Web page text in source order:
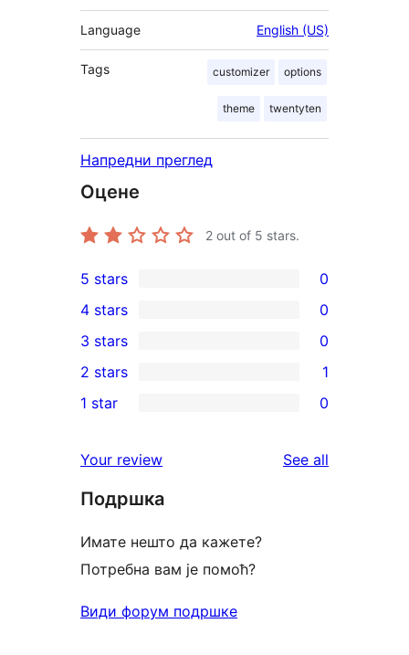
Language English (US)
Tags customizer options
theme twentyten
Напредни преглед
Оцене
2 out of 5 stars.
0
5-
star
reviews
5 stars 0
4-
star
reviews
4 stars 0
0
3-
star
3 stars 0
2-
review
2 stars 1
star
reviews
1 star 0
Your review See all
Подршка
Имате нешто да кажете?
Потребна вам је помоћ?
Види форум подршке